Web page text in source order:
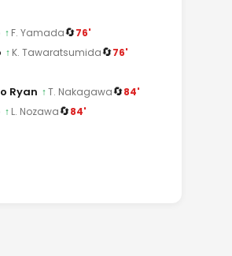
↑ F. Yamada🔄76'
↑ K. Tawaratsumida🔄76'
Ryan ↑T. Nakagawa🔄84'
↑ L. Nozawa🔄84'